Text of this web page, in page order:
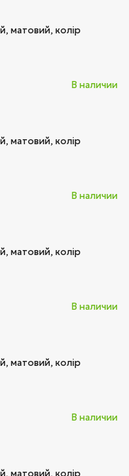
матовий, колір
В наличии
матовий, колір
В наличии
матовий, колір
В наличии
матовий, колір
В наличии
матовий, колір